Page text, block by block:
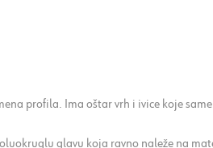
profila. Ima oštar vrh i ivice koje
glavu koja ravno naleže na